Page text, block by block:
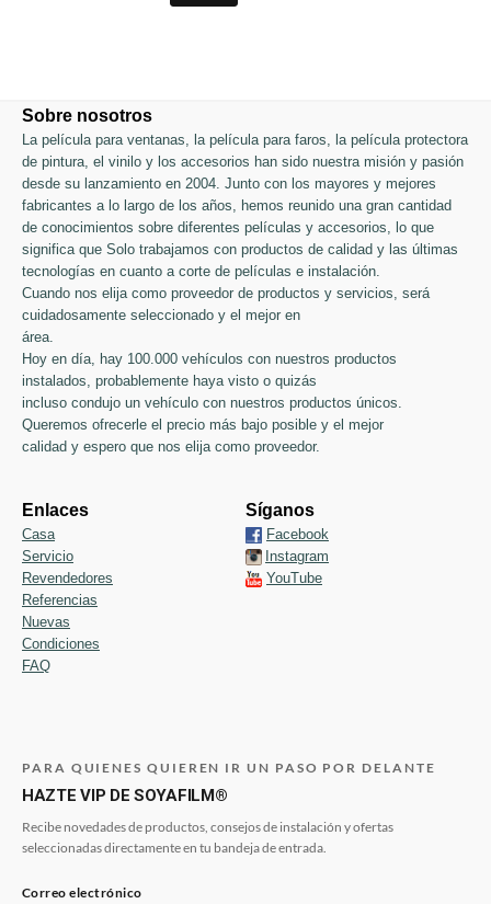
Sobre nosotros
La película para ventanas, la película para faros, la película protectora
de pintura, el vinilo y los accesorios han sido nuestra misión y pasión
desde su lanzamiento en 2004. Junto con los mayores y mejores
fabricantes a lo largo de los años, hemos reunido una gran cantidad
de conocimientos sobre diferentes películas y accesorios, lo que
significa que Solo trabajamos con productos de calidad y las últimas
tecnologías en cuanto a corte de películas e instalación.
Cuando nos elija como proveedor de productos y servicios, será
cuidadosamente seleccionado y el mejor en
área.
Hoy en día, hay 100.000 vehículos con nuestros productos
instalados, probablemente haya visto o quizás
incluso condujo un vehículo con nuestros productos únicos.
Queremos ofrecerle el precio más bajo posible y el mejor
calidad y espero que nos elija como proveedor.
Enlaces
Casa
Servicio
Revendedores
Referencias
Nuevas
Condiciones
FAQ
Síganos
Facebook
Instagram
YouTube
PARA QUIENES QUIEREN IR UN PASO POR DELANTE
HAZTE VIP DE SOYAFILM®
Recibe novedades de productos, consejos de instalación y ofertas
seleccionadas directamente en tu bandeja de entrada.
Correo electrónico